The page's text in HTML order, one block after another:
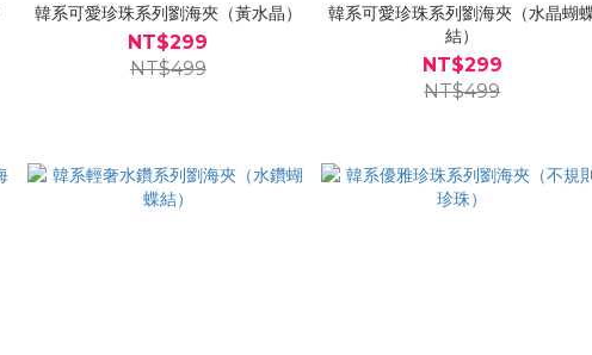
韓系可愛珍珠系列劉海夾（黃水晶）
NT$299
NT$499
韓系可愛珍珠系列劉海夾（水晶蝴
結）
NT$299
NT$499